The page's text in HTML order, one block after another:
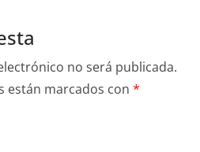
no será publicada.
están marcados con *